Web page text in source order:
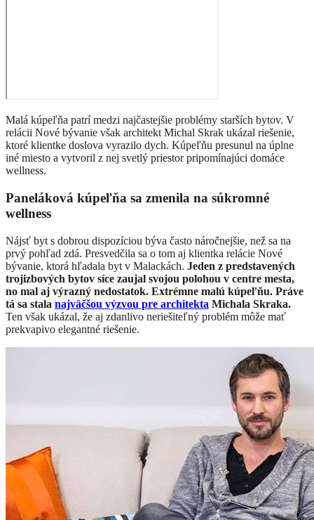
Malá kúpeľňa patrí medzi najčastejšie problémy starších bytov. V
relácii Nové bývanie však architekt Michal Skrak ukázal riešenie,
ktoré klientke doslova vyrazilo dych. Kúpeľňu presunul na úplne
iné miesto a vytvoril z nej svetlý priestor pripomínajúci domáce
wellness.
Paneláková kúpeľňa sa zmenila na súkromné
wellness
Nájsť byt s dobrou dispozíciou býva často náročnejšie, než sa na
prvý pohľad zdá. Presvedčila sa o tom aj klientka relácie Nové
bývanie, ktorá hľadala byt v Malackách. Jeden z predstavených
trojizbových bytov síce zaujal svojou polohou v centre mesta,
no mal aj výrazný nedostatok. Extrémne malú kúpeľňu. Práve
tá sa stala najväčšou výzvou pre architekta Michala Skraka.
Ten však ukázal, že aj zdanlivo neriešiteľný problém môže mať
prekvapivo elegantné riešenie.